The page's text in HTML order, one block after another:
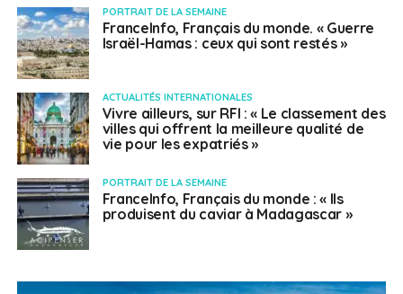
PORTRAIT DE LA SEMAINE
FranceInfo, Français du monde. « Guerre
Israël-Hamas : ceux qui sont restés »
ACTUALITÉS INTERNATIONALES
Vivre ailleurs, sur RFI : « Le classement des
villes qui offrent la meilleure qualité de
vie pour les expatriés »
PORTRAIT DE LA SEMAINE
FranceInfo, Français du monde : « Ils
produisent du caviar à Madagascar »